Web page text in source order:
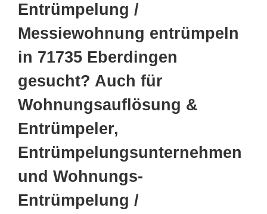
Entrümpelung /
Messiewohnung entrümpeln
in 71735 Eberdingen
gesucht? Auch für
Wohnungsauflösung &
Entrümpeler,
Entrümpelungsunternehmen
und Wohnungs-
Entrümpelung /